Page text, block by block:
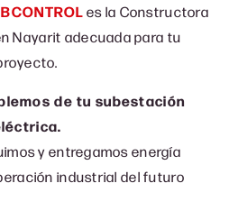
es la Constructora
Nayarit adecuada para tu
de tu subestación
y entregamos energía
industrial del futuro